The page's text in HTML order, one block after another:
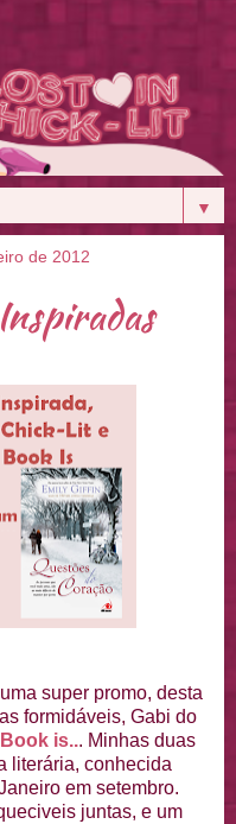
▼
de 2012
super promo, desta
formidáveis, Gabi do
Book is... Minhas duas
literária, conhecida
em setembro.
juntas, e um